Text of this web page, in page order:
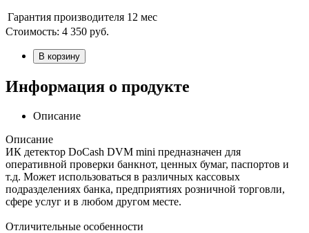
Гарантия производителя 12 мес
Стоимость: 4 350 руб.
В корзину
Информация о продукте
Описание
Описание
ИК детектор DoCash DVM mini предназначен для
оперативной проверки банкнот, ценных бумаг, паспортов и
т.д. Может использоваться в различных кассовых
подразделениях банка, предприятиях розничной торговли,
сфере услуг и в любом другом месте.
Отличительные особенности